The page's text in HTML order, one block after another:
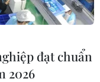
đạt chuẩn
2026